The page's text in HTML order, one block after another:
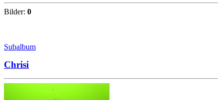
Bilder: 0
Subalbum
Chrisi